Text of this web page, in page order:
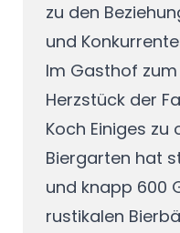
zu den
und
Im Gasthof
Herzstück der
Koch Einiges zu
Biergarten hat
und knapp 600
rustikalen